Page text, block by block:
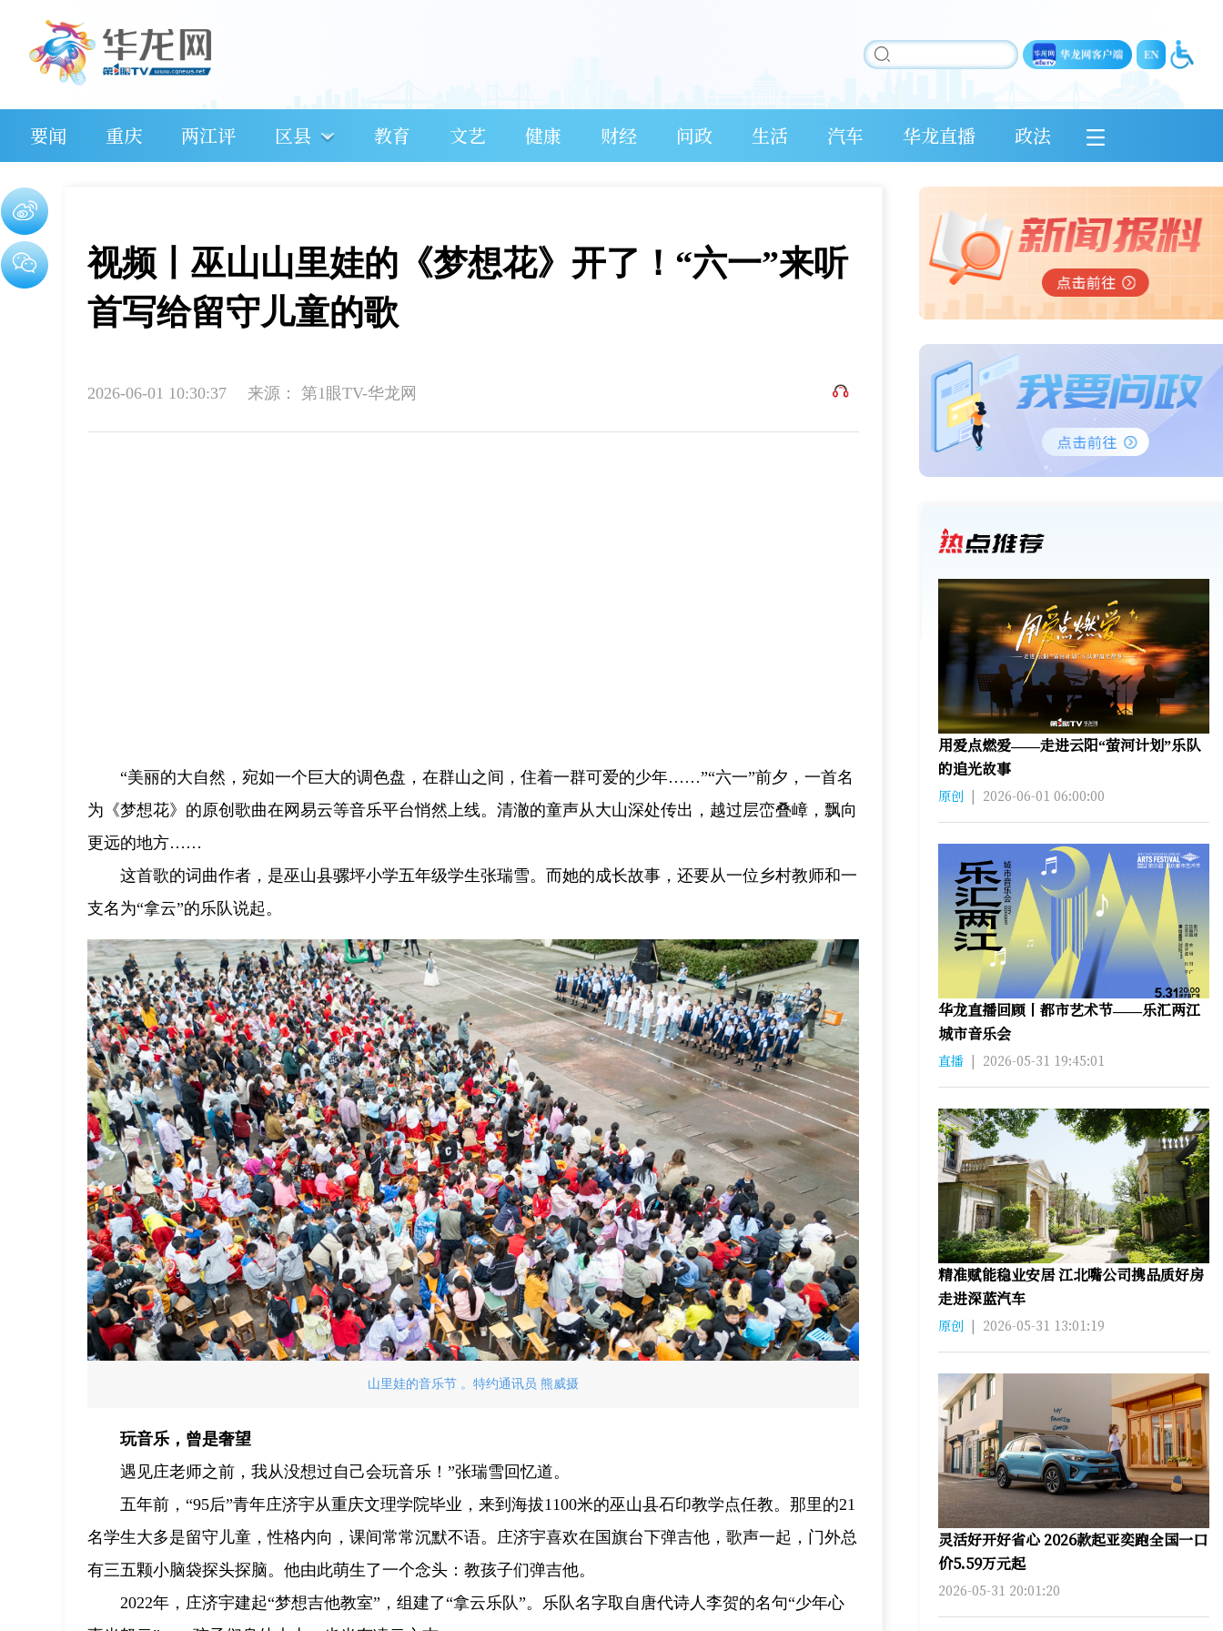
要闻 重庆 两江评 区县 教育 文艺 健康 财经 问政 生活 汽车 华龙直播 政法
视频丨巫山山里娃的《梦想花》开了！“六一”来听
首写给留守儿童的歌
2026-06-01 10:30:37 来源： 第1眼TV-华龙网
“美丽的大自然，宛如一个巨大的调色盘，在群山之间，住着一群可爱的少年……”“六一”前夕，一首名
为《梦想花》的原创歌曲在网易云等音乐平台悄然上线。清澈的童声从大山深处传出，越过层峦叠嶂，飘向
更远的地方……
这首歌的词曲作者，是巫山县骡坪小学五年级学生张瑞雪。而她的成长故事，还要从一位乡村教师和一
支名为“拿云”的乐队说起。
山里娃的音乐节 。特约通讯员 熊威摄
玩音乐，曾是奢望
遇见庄老师之前，我从没想过自己会玩音乐！”张瑞雪回忆道。
五年前，“95后”青年庄济宇从重庆文理学院毕业，来到海拔1100米的巫山县石印教学点任教。那里的21
名学生大多是留守儿童，性格内向，课间常常沉默不语。庄济宇喜欢在国旗台下弹吉他，歌声一起，门外总
有三五颗小脑袋探头探脑。他由此萌生了一个念头：教孩子们弹吉他。
2022年，庄济宇建起“梦想吉他教室”，组建了“拿云乐队”。乐队名字取自唐代诗人李贺的名句“少年心
用爱点燃爱——走进云阳“萤河计划”乐队
的追光故事
原创 | 2026-06-01 06:00:00
华龙直播回顾丨都市艺术节——乐汇两江
城市音乐会
直播 | 2026-05-31 19:45:01
精准赋能稳业安居 江北嘴公司携品质好房
走进深蓝汽车
原创 | 2026-05-31 13:01:19
灵活好开好省心 2026款起亚奕跑全国一口
价5.59万元起
2026-05-31 20:01:20